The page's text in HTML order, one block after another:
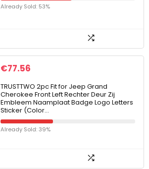
Already Sold: 53%
€77.56
TRUSTTWO 2pc Fit for Jeep Grand
Cherokee Front Left Rechter Deur Zij
Embleem Naamplaat Badge Logo Letters
Sticker (Color…
Already Sold: 39%